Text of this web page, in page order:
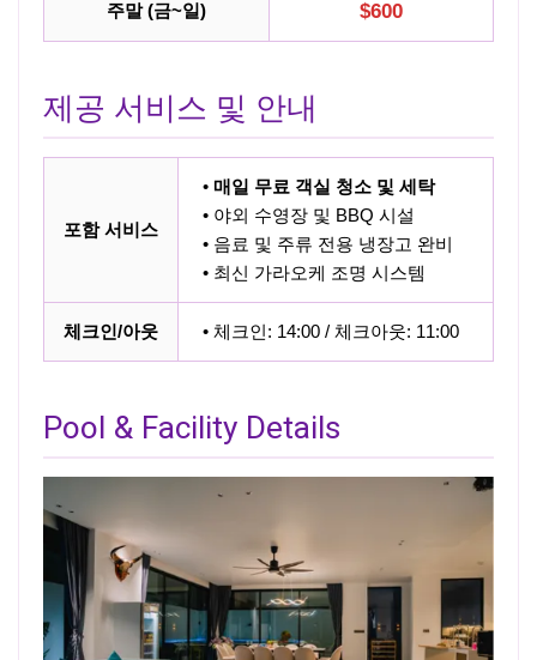
주말 (금~일) $600
제공 서비스 및 안내
포함 서비스
• 매일 무료 객실 청소 및 세탁
• 야외 수영장 및 BBQ 시설
• 음료 및 주류 전용 냉장고 완비
• 최신 가라오케 조명 시스템
체크인/아웃 • 체크인: 14:00 / 체크아웃: 11:00
Pool & Facility Details